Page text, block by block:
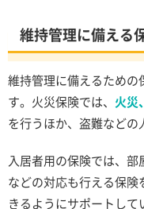
維持管理に備える
維持管理に備えるための
す。火災保険では、 火災
を行うほか、盗難などの
入居者用の保険では、
などの対応も行える保
きるようにサポートして